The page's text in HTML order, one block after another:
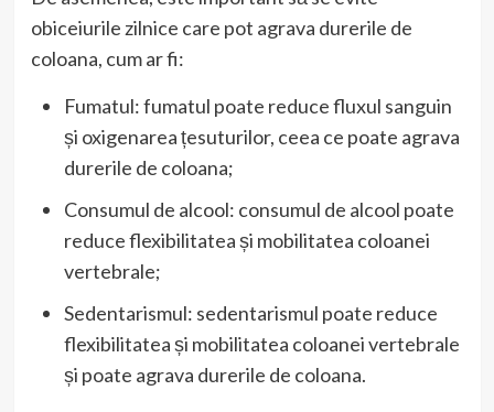
obiceiurile zilnice care pot agrava durerile de
coloana, cum ar fi:
Fumatul: fumatul poate reduce fluxul sanguin
și oxigenarea țesuturilor, ceea ce poate agrava
durerile de coloana;
Consumul de alcool: consumul de alcool poate
reduce flexibilitatea și mobilitatea coloanei
vertebrale;
Sedentarismul: sedentarismul poate reduce
flexibilitatea și mobilitatea coloanei vertebrale
și poate agrava durerile de coloana.